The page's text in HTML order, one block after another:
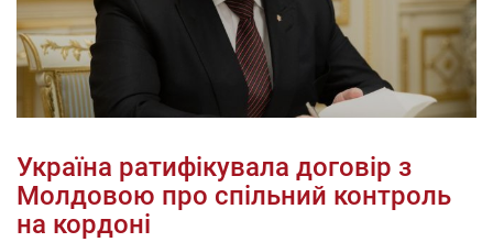
Україна ратифікувала договір з
Молдовою про спільний контроль
на кордоні